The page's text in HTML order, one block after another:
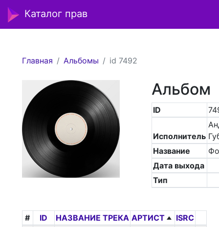
Каталог прав
Главная Альбомы id 7492
Альбом
ID
Исполнитель
Название
Дата выхода
Тип
# ID НАЗВАНИЕ ТРЕКА АРТИСТ ISRC